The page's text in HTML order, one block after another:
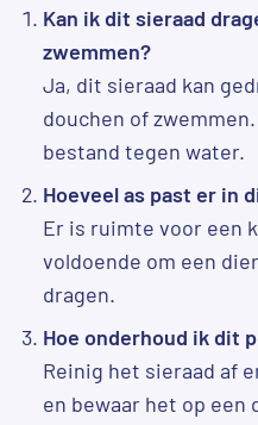
Kan ik dit sieraad
zwemmen?
Ja, dit sieraad kan
douchen of
bestand tegen water.
Hoeveel as past er in
Er is ruimte voor een
voldoende om een
dragen.
Hoe onderhoud ik dit
Reinig het sieraad af
en bewaar het op een